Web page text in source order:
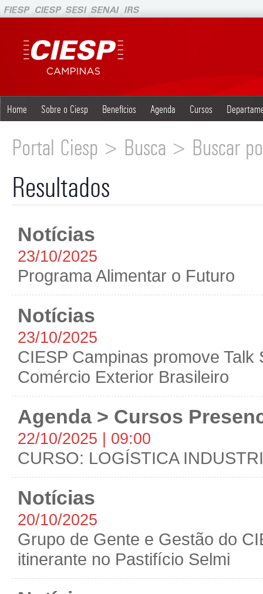
Home Sobre o Ciesp Benefícios Agenda Cursos
Portal Ciesp > Busca > Buscar
Resultados
Notícias
23/10/2025
Programa Alimentar o Futuro
Notícias
23/10/2025
CIESP Campinas promove
Comércio Exterior Brasileiro
Agenda > Cursos
22/10/2025 | 09:00
CURSO: LOGÍSTICA
Notícias
20/10/2025
Grupo de Gente e Gestão do
itinerante no Pastifício Selmi